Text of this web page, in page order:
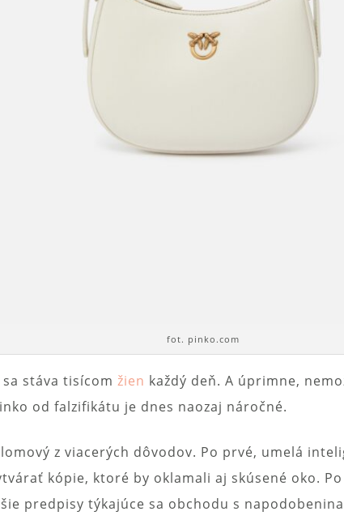
fot. pinko.com
stáva tisícom žien každý deň. A úprimne,
od falzifikátu je dnes naozaj náročné.
z viacerých dôvodov. Po prvé, umelá
kópie, ktoré by oklamali aj skúsené oko.
predpisy týkajúce sa obchodu s